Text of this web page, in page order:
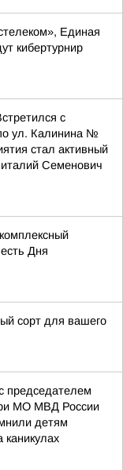
Единая
кибертурнир
с
ул. Калинина №
стал активный
Семенович
Дня
сорт для вашего
председателем
МО МВД России
детям
каникулах